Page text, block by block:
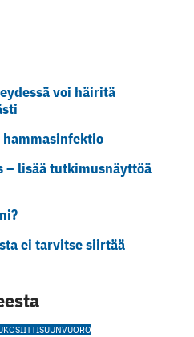
voi häiritä
– lisää tutkimusnäyttöä
ei tarvitse siirtää
SUUNVUORO